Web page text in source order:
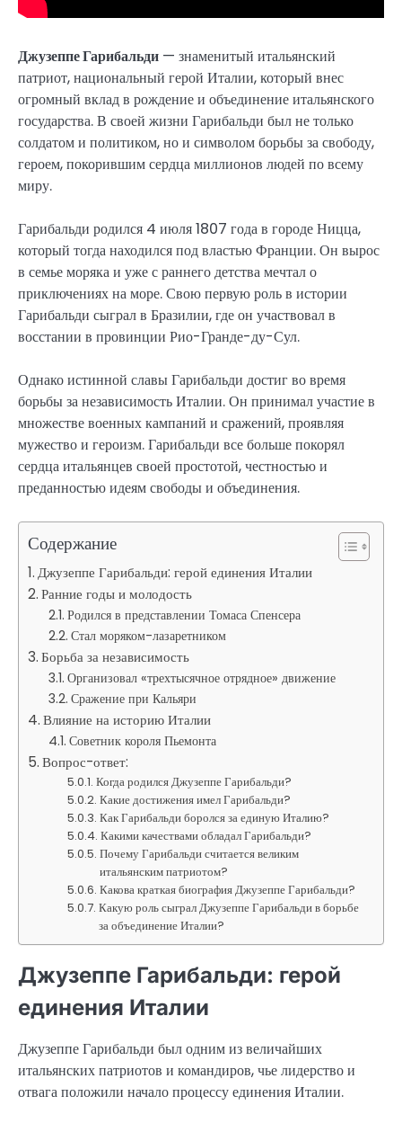
Джузеппе Гарибальди — знаменитый итальянский
патриот, национальный герой Италии, который внес
огромный вклад в рождение и объединение итальянского
государства. В своей жизни Гарибальди был не только
солдатом и политиком, но и символом борьбы за свободу,
героем, покорившим сердца миллионов людей по всему
миру.
Гарибальди родился 4 июля 1807 года в городе Ницца,
который тогда находился под властью Франции. Он вырос
в семье моряка и уже с раннего детства мечтал о
приключениях на море. Свою первую роль в истории
Гарибальди сыграл в Бразилии, где он участвовал в
восстании в провинции Рио-Гранде-ду-Сул.
Однако истинной славы Гарибальди достиг во время
борьбы за независимость Италии. Он принимал участие в
множестве военных кампаний и сражений, проявляя
мужество и героизм. Гарибальди все больше покорял
сердца итальянцев своей простотой, честностью и
преданностью идеям свободы и объединения.
Содержание
Джузеппе Гарибальди: герой единения Италии
Ранние годы и молодость
Родился в представлении Томаса Спенсера
Стал моряком-лазаретником
Борьба за независимость
Организовал «трехтысячное отрядное» движение
Сражение при Кальяри
Влияние на историю Италии
Советник короля Пьемонта
Вопрос-ответ:
Когда родился Джузеппе Гарибальди?
Какие достижения имел Гарибальди?
Как Гарибальди боролся за единую Италию?
Какими качествами обладал Гарибальди?
Почему Гарибальди считается великим
итальянским патриотом?
Какова краткая биография Джузеппе Гарибальди?
Какую роль сыграл Джузеппе Гарибальди в борьбе
за объединение Италии?
Джузеппе Гарибальди: герой
единения Италии
Джузеппе Гарибальди был одним из величайших
итальянских патриотов и командиров, чье лидерство и
отвага положили начало процессу единения Италии.